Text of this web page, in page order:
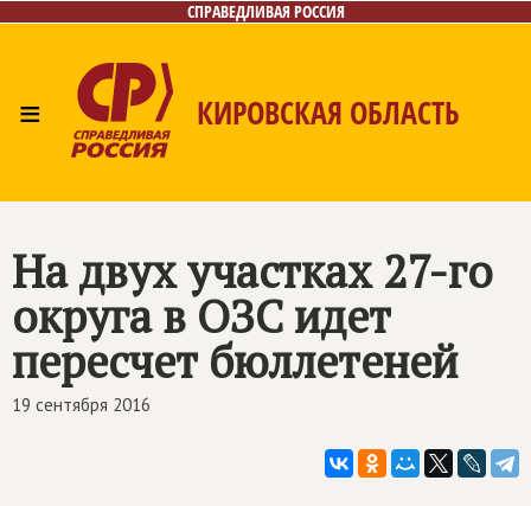
СПРАВЕДЛИВАЯ РОССИЯ
≡ КИРОВСКАЯ ОБЛАСТЬ
На двух участках 27-го
округа в ОЗС идет
пересчет бюллетеней
19 сентября 2016